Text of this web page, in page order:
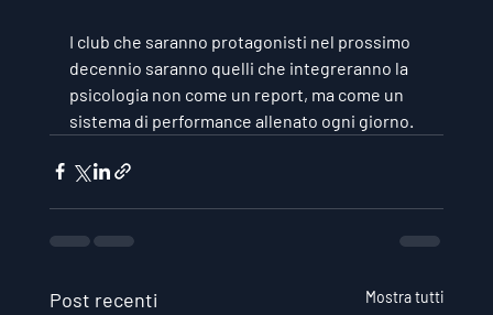
I club che saranno protagonisti nel prossimo
decennio saranno quelli che integreranno la
psicologia non come un report, ma come un
sistema di performance allenato ogni giorno.
Post recenti Mostra tutti